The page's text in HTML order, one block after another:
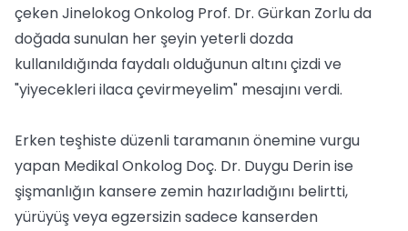
çeken Jinelokog Onkolog Prof. Dr. Gürkan Zorlu da
doğada sunulan her şeyin yeterli dozda
kullanıldığında faydalı olduğunun altını çizdi ve
"yiyecekleri ilaca çevirmeyelim" mesajını verdi.
Erken teşhiste düzenli taramanın önemine vurgu
yapan Medikal Onkolog Doç. Dr. Duygu Derin ise
şişmanlığın kansere zemin hazırladığını belirtti,
yürüyüş veya egzersizin sadece kanserden